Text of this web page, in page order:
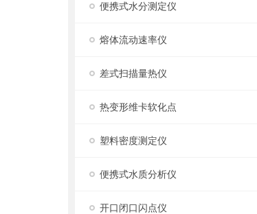
便携式水分测定仪
熔体流动速率仪
差式扫描量热仪
热变形维卡软化点
塑料密度测定仪
便携式水质分析仪
开口闭口闪点仪